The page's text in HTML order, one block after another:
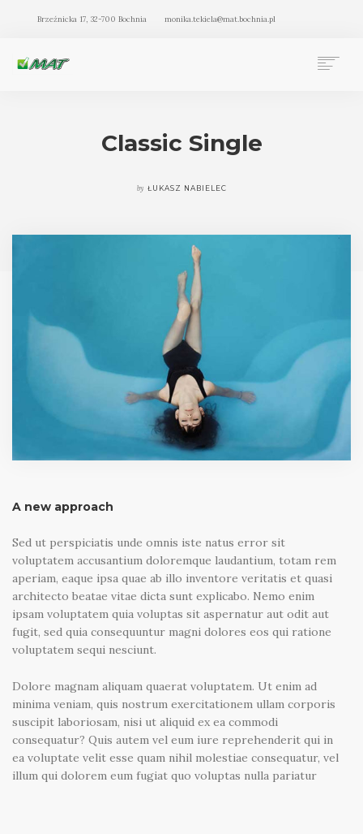
Brzeźnicka 17, 32-700 Bochnia monika.tekiela@mat.bochnia.pl
SEARCH
Classic Single
by ŁUKASZ NABIELEC
A new approach
Sed ut perspiciatis unde omnis iste natus error sit
voluptatem accusantium doloremque laudantium, totam rem
aperiam, eaque ipsa quae ab illo inventore veritatis et quasi
architecto beatae vitae dicta sunt explicabo. Nemo enim
ipsam voluptatem quia voluptas sit aspernatur aut odit aut
fugit, sed quia consequuntur magni dolores eos qui ratione
voluptatem sequi nesciunt.
Dolore magnam aliquam quaerat voluptatem. Ut enim ad
minima veniam, quis nostrum exercitationem ullam corporis
suscipit laboriosam, nisi ut aliquid ex ea commodi
consequatur? Quis autem vel eum iure reprehenderit qui in
ea voluptate velit esse quam nihil molestiae consequatur, vel
illum qui dolorem eum fugiat quo voluptas nulla pariatur